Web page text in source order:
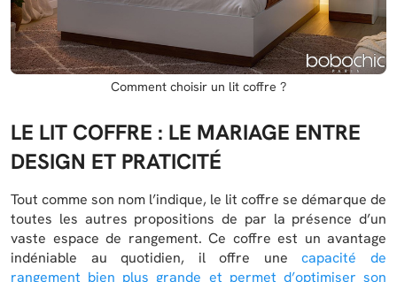
Comment choisir un lit coffre ?
LE LIT COFFRE : LE MARIAGE ENTRE
DESIGN ET PRATICITÉ
Tout comme son nom l’indique, le lit coffre se démarque de
toutes les autres propositions de par la présence d’un
vaste espace de rangement. Ce coffre est un avantage
indéniable au quotidien, il offre unecapacité de
rangement bien plus grande et permet d’optimiser son